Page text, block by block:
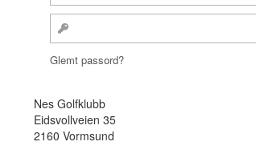
Glemt passord?
Nes Golfklubb
Eidsvollveien 35
2160 Vormsund